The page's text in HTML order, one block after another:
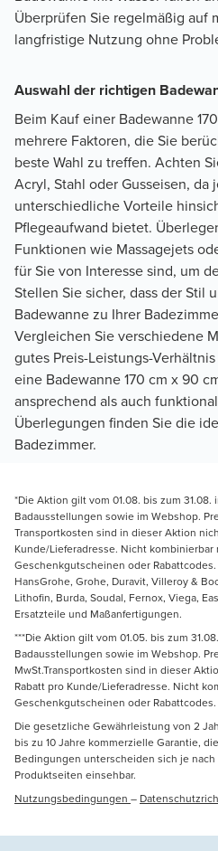
Überprüfen Sie regelmäßig auf
langfristige Nutzung ohne
Auswahl der richtigen
Beim Kauf einer Badewanne
mehrere Faktoren, die Sie
beste Wahl zu treffen. Achten
Acryl, Stahl oder Gusseisen, da
unterschiedliche Vorteile
Pflegeaufwand bietet.
Funktionen wie Massagejets
für Sie von Interesse sind, um
Stellen Sie sicher, dass der Stil
Badewanne zu Ihrer
Vergleichen Sie verschiedene
gutes Preis-Leistungs-
eine Badewanne 170 cm x 90
ansprechend als auch
Überlegungen finden Sie die
Badezimmer.
*Die Aktion gilt vom 01.08. bis zum
Badausstellungen sowie im Webshop.
Transportkosten sind in dieser Aktion
Kunde/Lieferadresse. Nicht
Geschenkgutscheinen oder
HansGrohe, Grohe, Duravit, Villeroy &
Lithofin, Burda, Soudal, Fernox, Viega,
Ersatzteile und Maßanfertigungen.
***Die Aktion gilt vom 01.05. bis zum
Badausstellungen sowie im Webshop.
MwSt.Transportkosten sind in dieser
Rabatt pro Kunde/Lieferadresse. Nicht
Geschenkgutscheinen oder Rabattcodes.
Die gesetzliche Gewährleistung von 2
bis zu 10 Jahre kommerzielle Garantie,
Bedingungen unterscheiden sich je
Produktseiten einsehbar.
Nutzungsbedingungen –